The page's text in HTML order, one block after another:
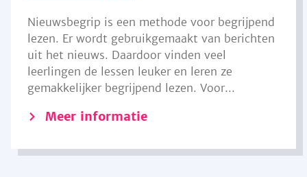
Nieuwsbegrip is een methode voor begrijpend
lezen. Er wordt gebruikgemaakt van berichten
uit het nieuws. Daardoor vinden veel
leerlingen de lessen leuker en leren ze
gemakkelijker begrijpend lezen. Voor...
Meer informatie